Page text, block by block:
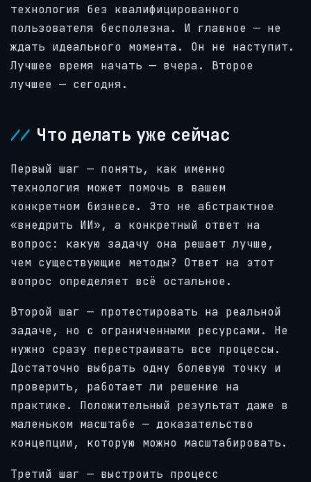
технология без квалифицированного
пользователя бесполезна. И главное — не
ждать идеального момента. Он не наступит.
Лучшее время начать — вчера. Второе
лучшее — сегодня.
Что делать уже сейчас
Первый шаг — понять, как именно
технология может помочь в вашем
конкретном бизнесе. Это не абстрактное
«внедрить ИИ», а конкретный ответ на
вопрос: какую задачу она решает лучше,
чем существующие методы? Ответ на этот
вопрос определяет всё остальное.
Второй шаг — протестировать на реальной
задаче, но с ограниченными ресурсами. Не
нужно сразу перестраивать все процессы.
Достаточно выбрать одну болевую точку и
проверить, работает ли решение на
практике. Положительный результат даже в
маленьком масштабе — доказательство
концепции, которую можно масштабировать.
Третий шаг — выстроить процесс